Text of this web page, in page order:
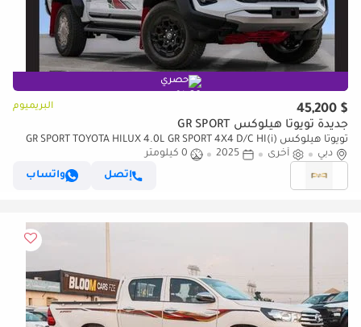
حصري
$ 45,200 البريميوم
جديدة تويوتا هيلوكس GR SPORT
تويوتا هيلوكس GR SPORT TOYOTA HILUX 4.0L GR SPORT 4X4 D/C HI(i)
A/T PTR 2025 Export Only
دبي أخرى 2025
0 كيلومتر
إتصل
واتساب